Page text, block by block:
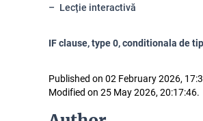
Lecție interactivă
IF clause, type 0, conditionala de
Published on 02 February 2026,
Modified on 25 May 2026, 20:17:46.